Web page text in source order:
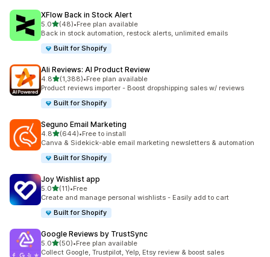
XFlow Back in Stock Alert
5.05つ星中
(48)
合計レビュー数：48件
•Free plan available
Back in stock automation, restock alerts, unlimited emails
Built for Shopify
Ali Reviews: AI Product Review
4.85つ星中
(1,388)
合計レビュー数：1388件
•Free plan available
Product reviews importer - Boost dropshipping sales w/ reviews
Built for Shopify
Seguno Email Marketing
4.85つ星中
(644)
合計レビュー数：644件
•Free to install
Canva & Sidekick-able email marketing newsletters & automation
Built for Shopify
Joy Wishlist app
5.05つ星中
(11)
合計レビュー数：11件
•Free
Create and manage personal wishlists - Easily add to cart
Built for Shopify
Google Reviews by TrustSync
5.05つ星中
(50)
合計レビュー数：50件
•Free plan available
Collect Google, Trustpilot, Yelp, Etsy review & boost sales